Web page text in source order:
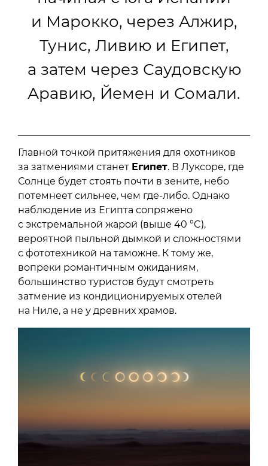
и Марокко, через Алжир,
Тунис, Ливию и Египет,
а затем через Саудовскую
Аравию, Йемен и Сомали.
Главной точкой притяжения для охотников
за затмениями станет Египет. В Луксоре, где
Солнце будет стоять почти в зените, небо
потемнеет сильнее, чем где-либо. Однако
наблюдение из Египта сопряжено
с экстремальной жарой (выше 40 °C),
вероятной пыльной дымкой и сложностями
с фототехникой на таможне. К тому же,
вопреки романтичным ожиданиям,
большинство туристов будут смотреть
затмение из кондиционируемых отелей
на Ниле, а не у древних храмов.